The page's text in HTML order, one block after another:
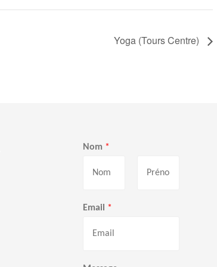
Yoga (Tours Centre)
Nom *
r
é
Email *